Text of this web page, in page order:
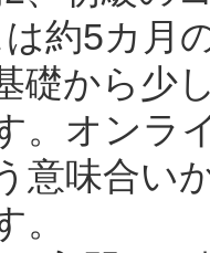
は約5カ月
礎から少
。オンラ
意味合い
。